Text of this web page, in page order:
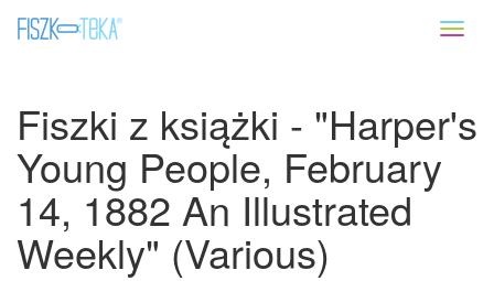
Fiszki z książki - "Harper's
Young People, February
14, 1882 An Illustrated
Weekly" (Various)